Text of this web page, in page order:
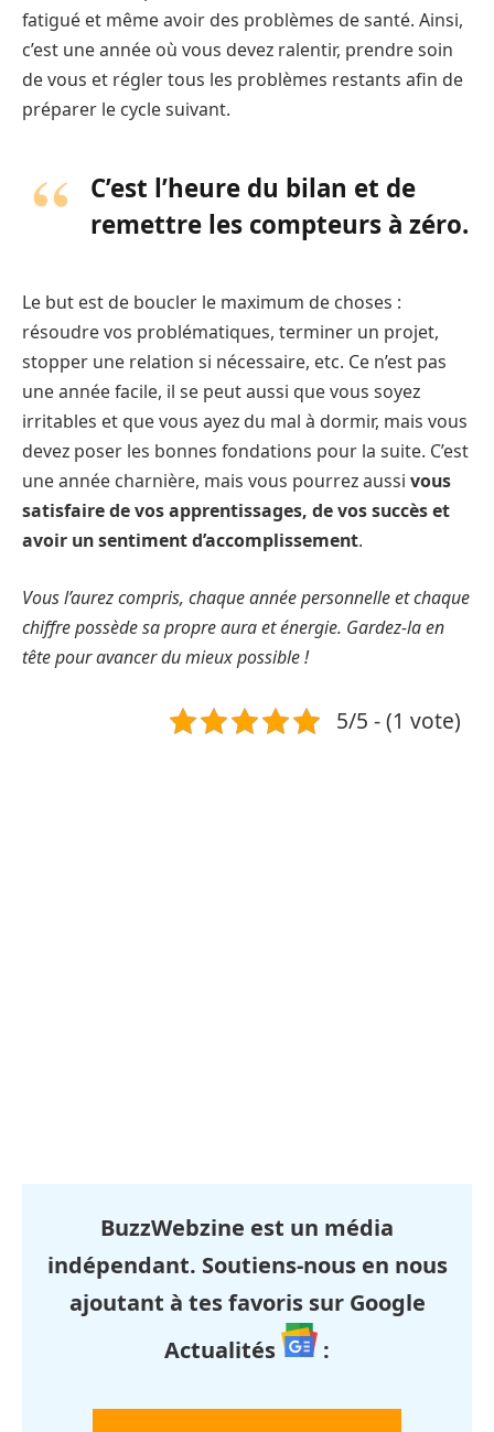
fatigué et même avoir des problèmes de santé. Ainsi,
c’est une année où vous devez ralentir, prendre soin
de vous et régler tous les problèmes restants afin de
préparer le cycle suivant.
C’est l’heure du bilan et de
remettre les compteurs à zéro.
Le but est de boucler le maximum de choses :
résoudre vos problématiques, terminer un projet,
stopper une relation si nécessaire, etc. Ce n’est pas
une année facile, il se peut aussi que vous soyez
irritables et que vous ayez du mal à dormir, mais vous
devez poser les bonnes fondations pour la suite. C’est
une année charnière, mais vous pourrez aussi vous
satisfaire de vos apprentissages, de vos succès et
avoir un sentiment d’accomplissement.
Vous l’aurez compris, chaque année personnelle et chaque
chiffre possède sa propre aura et énergie. Gardez-la en
tête pour avancer du mieux possible !
5/5 - (1 vote)
BuzzWebzine est un média
indépendant. Soutiens-nous en nous
ajoutant à tes favoris sur Google
Actualités
: